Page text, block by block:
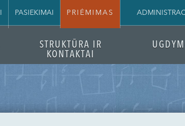
PASIEKIMAI PRIĖMIMAS
STRUKTŪRA IR
KONTAKTAI